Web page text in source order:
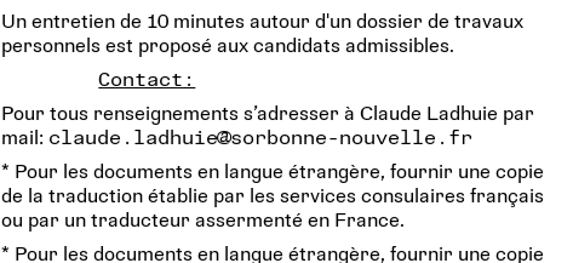
Un entretien de 10 minutes autour d'un dossier de travaux
personnels est proposé aux candidats admissibles.
Contact:
Pour tous renseignements s’adresser à Claude Ladhuie par
mail: claude.ladhuie@sorbonne-nouvelle.fr
* Pour les documents en langue étrangère, fournir une copie
de la traduction établie par les services consulaires français
ou par un traducteur assermenté en France.
* Pour les documents en langue étrangère, fournir une copie